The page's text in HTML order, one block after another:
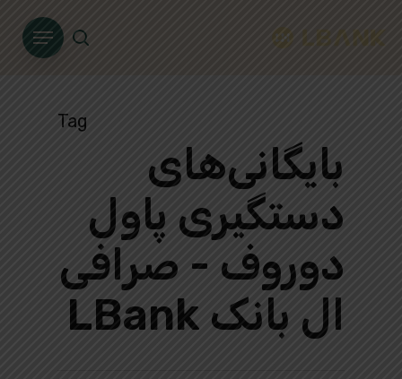
Menu
Tag
بایگانی‌های
دستگیری پاول
دوروف - صرافی
ال بانک LBank